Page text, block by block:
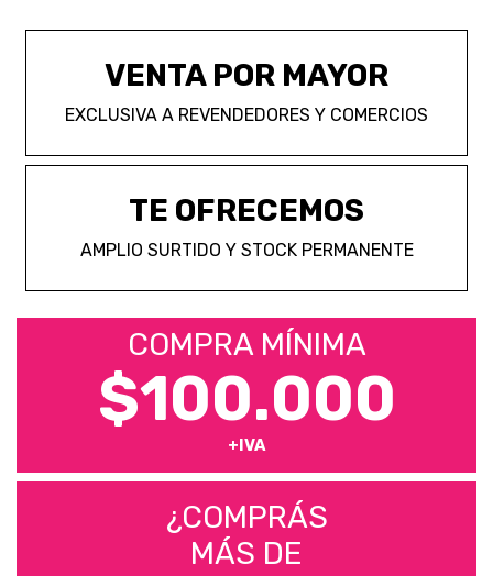
VENTA POR MAYOR
EXCLUSIVA A REVENDEDORES Y COMERCIOS
TE OFRECEMOS
AMPLIO SURTIDO Y STOCK PERMANENTE
COMPRA MÍNIMA
$100.000
+IVA
¿COMPRÁS
MÁS DE